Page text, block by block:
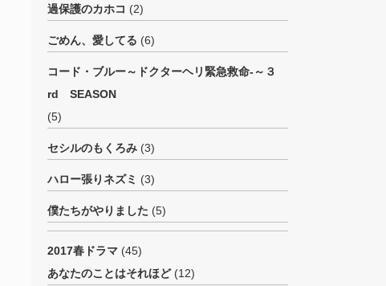
過保護のカホコ (2)
ごめん、愛してる (6)
コード・ブルー～ドクターヘリ緊急救命-～３
rd SEASON
(5)
セシルのもくろみ (3)
ハロー張りネズミ (3)
僕たちがやりました (5)
2017春ドラマ (45)
あなたのことはそれほど(12)